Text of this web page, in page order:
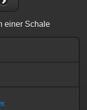
einer Schale